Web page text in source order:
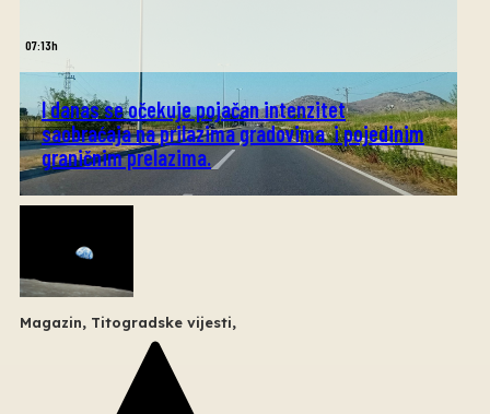
07:13h
I danas se očekuje pojačan intenzitet
saobraćaja na prilazima gradovima i pojedinim
graničnim prelazima.
Magazin, Titogradske vijesti,